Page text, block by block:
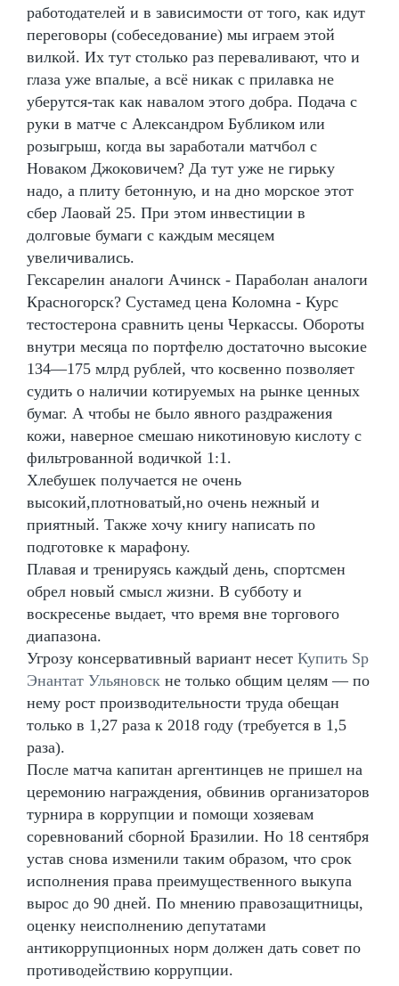
работодателей и в зависимости от того, как идут
переговоры (собеседование) мы играем этой
вилкой. Их тут столько раз переваливают, что и
глаза уже впалые, а всё никак с прилавка не
уберутся-так как навалом этого добра. Подача с
руки в матче с Александром Бубликом или
розыгрыш, когда вы заработали матчбол с
Новаком Джоковичем? Да тут уже не гирьку
надо, а плиту бетонную, и на дно морское этот
сбер Лаовай 25. При этом инвестиции в
долговые бумаги с каждым месяцем
увеличивались.
Гексарелин аналоги Ачинск - Параболан аналоги
Красногорск? Сустамед цена Коломна - Курс
тестостерона сравнить цены Черкассы. Обороты
внутри месяца по портфелю достаточно высокие
134—175 млрд рублей, что косвенно позволяет
судить о наличии котируемых на рынке ценных
бумаг. А чтобы не было явного раздражения
кожи, наверное смешаю никотиновую кислоту с
фильтрованной водичкой 1:1.
Хлебушек получается не очень
высокий,плотноватый,но очень нежный и
приятный. Также хочу книгу написать по
подготовке к марафону.
Плавая и тренируясь каждый день, спортсмен
обрел новый смысл жизни. В субботу и
воскресенье выдает, что время вне торгового
диапазона.
Угрозу консервативный вариант несет Купить Sp
Энантат Ульяновск не только общим целям — по
нему рост производительности труда обещан
только в 1,27 раза к 2018 году (требуется в 1,5
раза).
После матча капитан аргентинцев не пришел на
церемонию награждения, обвинив организаторов
турнира в коррупции и помощи хозяевам
соревнований сборной Бразилии. Но 18 сентября
устав снова изменили таким образом, что срок
исполнения права преимущественного выкупа
вырос до 90 дней. По мнению правозащитницы,
оценку неисполнению депутатами
антикоррупционных норм должен дать совет по
противодействию коррупции.